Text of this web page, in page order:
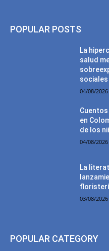
POPULAR POSTS
La
salud
sociales
04/08/2026
en
de los
04/08/2026
La
03/08/2026
POPULAR CATEGORY